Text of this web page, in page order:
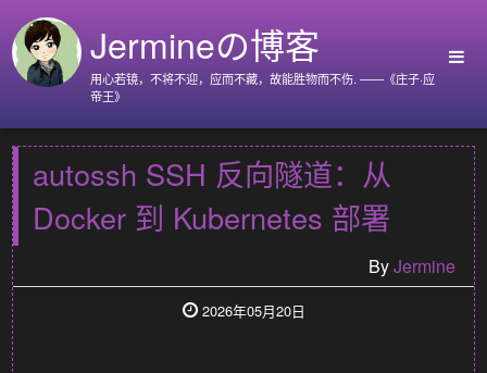
Jermineの博客
用心若镜，不将不迎，应而不藏，故能胜物而不伤. ——《庄子·应
帝王》
首页
Github
Go语言标准库
关于我
autossh SSH 反向隧道：从
Docker 到 Kubernetes 部署
ByJermine
2026年05月20日